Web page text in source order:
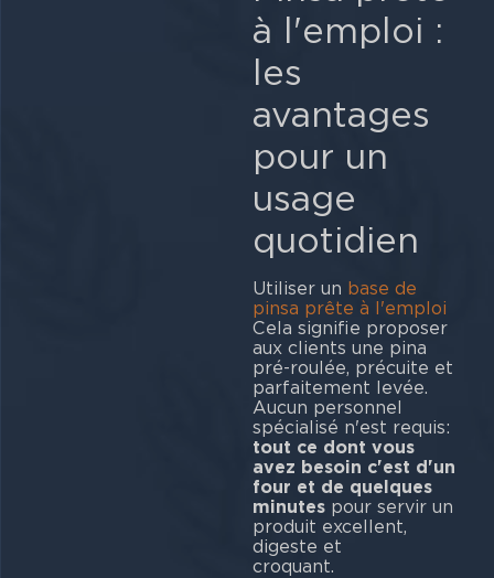
à l'emploi :
les
avantages
pour un
usage
quotidien
Utiliser un base de
pinsa prête à l'emploi
Cela signifie proposer
aux clients une pina
pré-roulée, précuite et
parfaitement levée.
Aucun personnel
spécialisé n'est requis:
tout ce dont vous
avez besoin c'est d'un
four et de quelques
minutes pour servir un
produit excellent,
digeste et